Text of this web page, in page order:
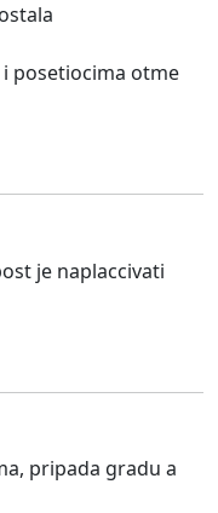
posetiocima otme
je naplaccivati
pripada gradu a